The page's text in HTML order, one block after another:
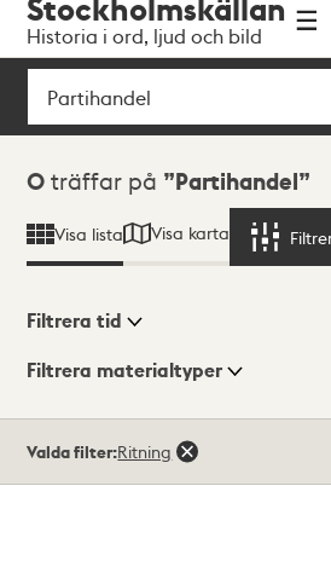
navigationen
huvudinnehållet
Historia i ord, ljud och bild
Sök
Sökresultat
0 träffar på Partihandel
Visa lista Visa karta
Visningsläge
Filtrera tid
Filtrera materialtyper
träffar
Valda filter:Ritning